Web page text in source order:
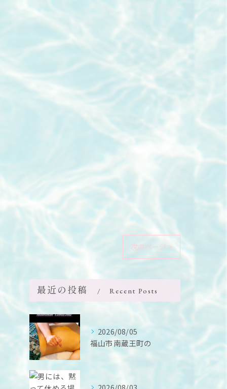
次のページ >
最近の投稿 Recent Posts
2026/08/05
福山市南蔵王町の